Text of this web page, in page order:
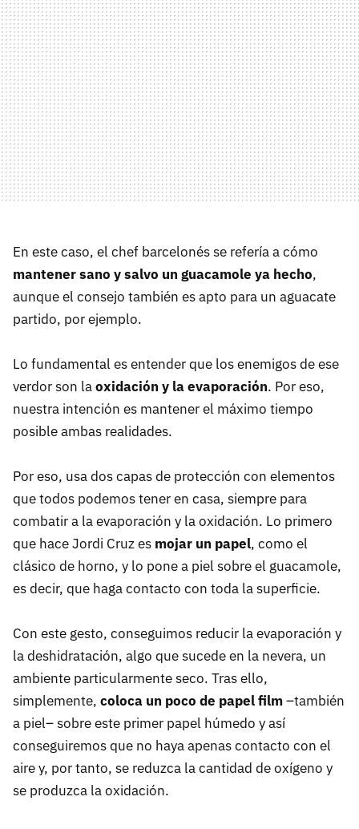
En este caso, el chef barcelonés se refería a cómo
mantener sano y salvo un guacamole ya hecho,
aunque el consejo también es apto para un aguacate
partido, por ejemplo.
Lo fundamental es entender que los enemigos de ese
verdor son laoxidación y la evaporación. Por eso,
nuestra intención es mantener el máximo tiempo
posible ambas realidades.
Por eso, usa dos capas de protección con elementos
que todos podemos tener en casa, siempre para
combatir a la evaporación y la oxidación. Lo primero
que hace Jordi Cruz es mojar un papel, como el
clásico de horno, y lo pone a piel sobre el guacamole,
es decir, que haga contacto con toda la superficie.
Con este gesto, conseguimos reducir la evaporación y
la deshidratación, algo que sucede en la nevera, un
ambiente particularmente seco. Tras ello,
simplemente, coloca un poco de papel film–también
a piel– sobre este primer papel húmedo y así
conseguiremos que no haya apenas contacto con el
aire y, por tanto, se reduzca la cantidad de oxígeno y
se produzca la oxidación.